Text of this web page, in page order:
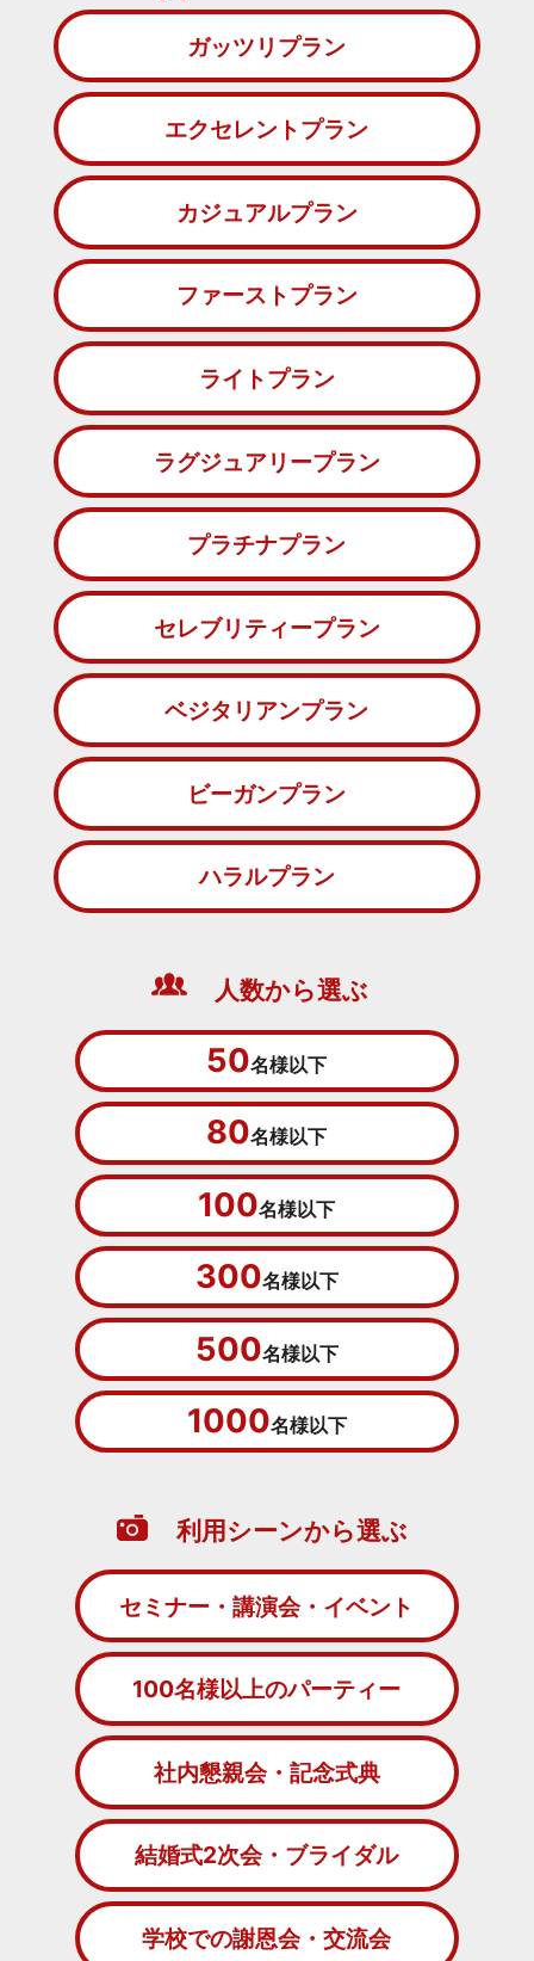
ガッツリプラン
エクセレントプラン
カジュアルプラン
ファーストプラン
ライトプラン
ラグジュアリープラン
プラチナプラン
セレブリティープラン
ベジタリアンプラン
ビーガンプラン
ハラルプラン
人数から選ぶ
50名様以下
80名様以下
100名様以下
300名様以下
500名様以下
1000名様以下
利用シーンから選ぶ
セミナー・講演会・イベント
100名様以上のパーティー
社内懇親会・記念式典
結婚式2次会・ブライダル
学校での謝恩会・交流会